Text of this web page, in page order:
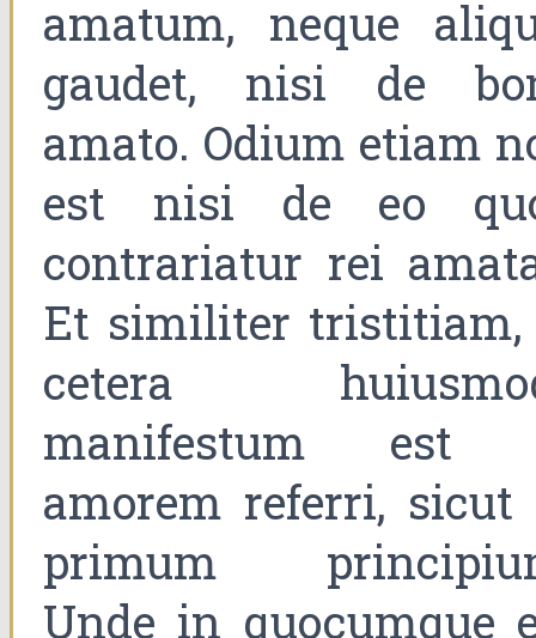
amatum, neque
gaudet, nisi de
amato. Odium etiam
est nisi de eo
contrariatur rei
Et similiter tristitiam,
cetera
manifestum est
amorem referri, sicut
primum
Unde in quocumque